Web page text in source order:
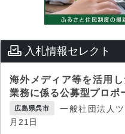
入札情報セレクト
海外メディア等を活用
業務に係る公募型プロポ
広島県呉市
一般社団法人
月21日